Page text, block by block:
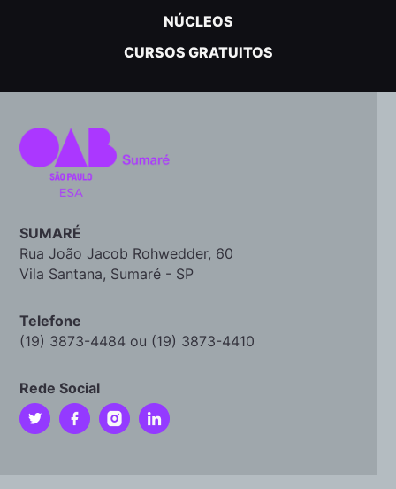
NÚCLEOS
CURSOS GRATUITOS
SUMARÉ
Rua João Jacob Rohwedder, 60
Vila Santana, Sumaré - SP
Telefone
(19) 3873-4484 ou (19) 3873-4410
Rede Social